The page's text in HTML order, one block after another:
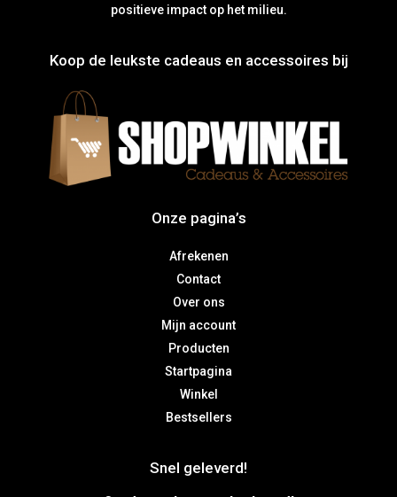
positieve impact op het milieu.
Koop de leukste cadeaus en accessoires bij
Onze pagina’s
Afrekenen
Contact
Over ons
Mijn account
Producten
Startpagina
Winkel
Bestsellers
Snel geleverd!